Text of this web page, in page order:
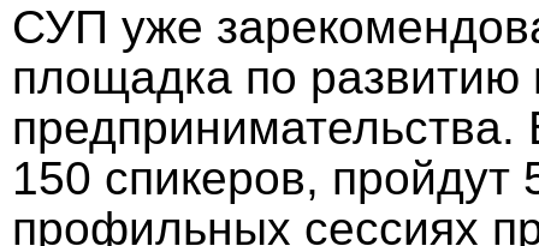
СУП уже
площадка по развитию
предпринимательства.
150 спикеров,
профильных сессиях